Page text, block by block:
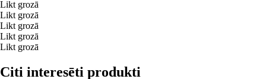
Likt grozā
Likt grozā
Likt grozā
Likt grozā
Likt grozā
Citi interesēti produkti